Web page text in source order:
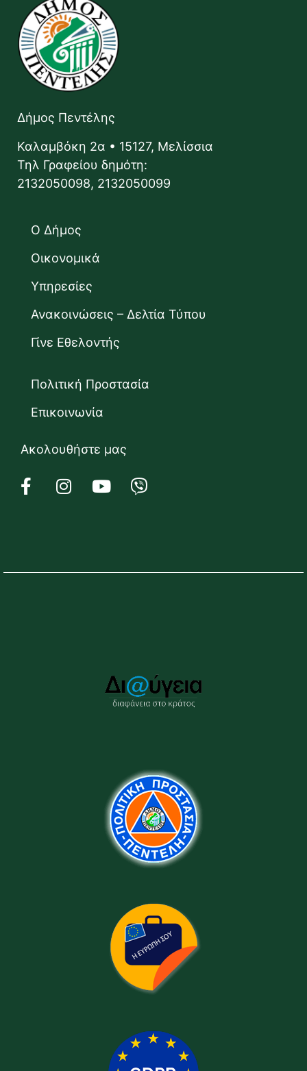
Δήμος Πεντέλης
Καλαμβόκη 2α • 15127, Μελίσσια
Τηλ Γραφείου δημότη:
2132050098, 2132050099
Ο Δήμος
Οικονομικά
Υπηρεσίες
Ανακοινώσεις – Δελτία Τύπου
Γίνε Εθελοντής
Πολιτική Προστασία
Επικοινωνία
Ακολουθήστε μας